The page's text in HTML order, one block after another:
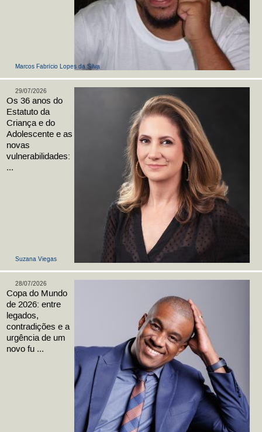
Marcos Fabrício Lopes da Silva
Suzana Viegas
29/07/2026
Os 36 anos do
Estatuto da
Criança e do
Adolescente e as
novas
vulnerabilidades:
...
28/07/2026
Copa do Mundo
de 2026: entre
legados,
contradições e a
urgência de um
novo fu ...